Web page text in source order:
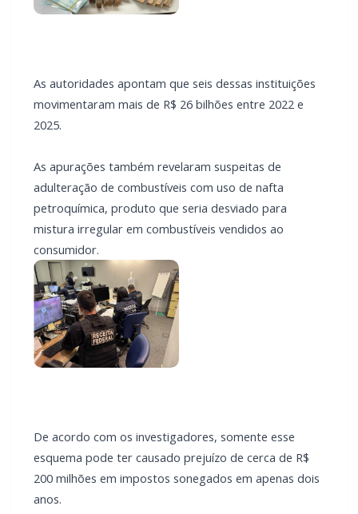
As autoridades apontam que seis dessas instituições
movimentaram mais de R$ 26 bilhões entre 2022 e
2025.
As apurações também revelaram suspeitas de
adulteração de combustíveis com uso de nafta
petroquímica, produto que seria desviado para
mistura irregular em combustíveis vendidos ao
consumidor.
De acordo com os investigadores, somente esse
esquema pode ter causado prejuízo de cerca de R$
200 milhões em impostos sonegados em apenas dois
anos.